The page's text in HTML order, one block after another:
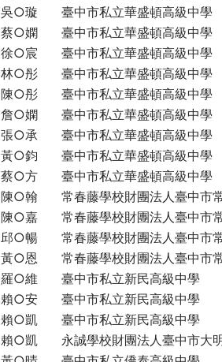
吳○璇
臺中市私立華盛頓高級中學
蔡○嫻
臺中市私立華盛頓高級中學
徐○宸
臺中市私立華盛頓高級中學
林○彤
臺中市私立華盛頓高級中學
陳○彤
臺中市私立華盛頓高級中學
詹○嫻
臺中市私立華盛頓高級中學
張○承
臺中市私立華盛頓高級中學
黃○鈞
臺中市私立華盛頓高級中學
蔡○方
臺中市私立華盛頓高級中學
陳○翰
常春藤學校財團法人臺中市
陳○嘉
常春藤學校財團法人臺中市
邱○暢
常春藤學校財團法人臺中市
黃○恩
常春藤學校財團法人臺中市
羅○維
臺中市私立新民高級中學
賴○安
臺中市私立新民高級中學
賴○凱
臺中市私立新民高級中學
賴○凱
永誠學校財團法人臺中市大